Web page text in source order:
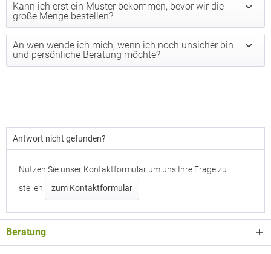
Kann ich erst ein Muster bekommen, bevor wir die
große Menge bestellen?
An wen wende ich mich, wenn ich noch unsicher bin
und persönliche Beratung möchte?
Antwort nicht gefunden?
Nutzen Sie unser Kontaktformular um uns Ihre Frage zu
stellen
zum Kontaktformular
Beratung